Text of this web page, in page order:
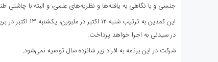
جنسی و با نگاهی به یافته‌ها و نظریه‌های علمی، و البته با چاشنی
در سیدنی به اجرا خواهد پرداخت.
شرکت در این برنامه به افراد زیر شانزده سال توصیه نمی‌شود.